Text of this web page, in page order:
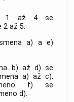
1 až 4 se
2 až 5.
a) a e)
b) až d) se
a) až c),
f) se
d).